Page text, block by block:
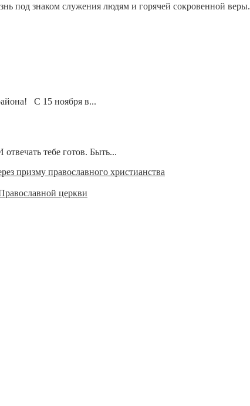
под знаком служения людям и горячей сокровенной веры.
C 15 ноября в...
тебе готов. Быть...
призму православного христианства
церкви